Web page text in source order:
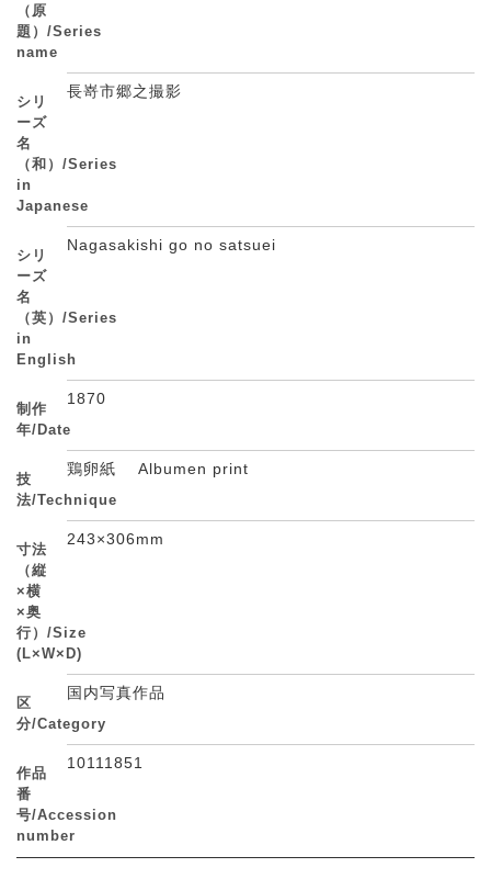
（原
題）/Series
name
シリ
ーズ
名
（和）/Series
in
Japanese
長嵜市郷之撮影
シリ
ーズ
名
（英）/Series
in
English
Nagasakishi go no satsuei
制作
年/Date
1870
技
法/Technique
鶏卵紙 Albumen print
寸法
（縦
×横
×奥
行）/Size
(L×W×D)
243×306mm
区
分/Category
国内写真作品
作品
番
号/Accession
number
10111851